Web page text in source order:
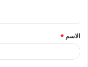
ق
*
الاسم *